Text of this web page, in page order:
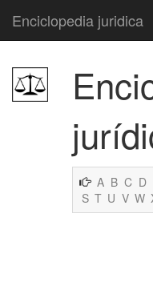
Enciclopedia juridica
A B C D
S T U V W